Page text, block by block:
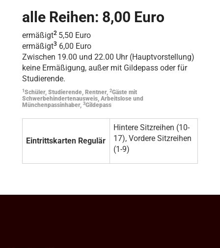
alle Reihen: 8,00 Euro
ermäßigt2 5,50 Euro
ermäßigt3 6,00 Euro
Zwischen 19.00 und 22.00 Uhr (Hauptvorstellung)
keine Ermäßigung, außer mit Gildepass oder für
Studierende.
1 Schüler, Studierende, Rentner, 2Gäste mit
Schwerbehindertenausweis, Arbeitslose und
Münchenpassinhaber, 3Gildepass
Eintrittskarten Regulär
Hintere Sitzreihen (10-
17), Vordere Sitzreihen
(1-9)